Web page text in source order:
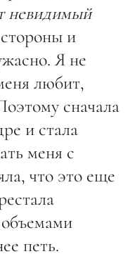
невидимый
и
Я не
любит,
сначала
и стала
меня с
что это еще
петь.